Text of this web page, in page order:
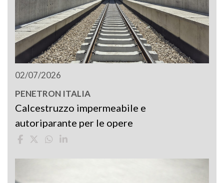
02/07/2026
PENETRON ITALIA
Calcestruzzo impermeabile e
autoriparante per le opere